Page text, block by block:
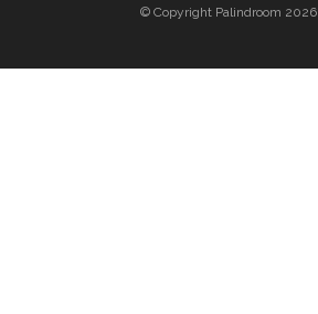
© Copyright Palindroom 2026